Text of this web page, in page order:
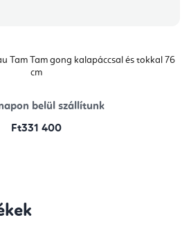
Tam Tam gong kalapáccsal és tokkal 76
cm
belül szállítunk
Ft331 400